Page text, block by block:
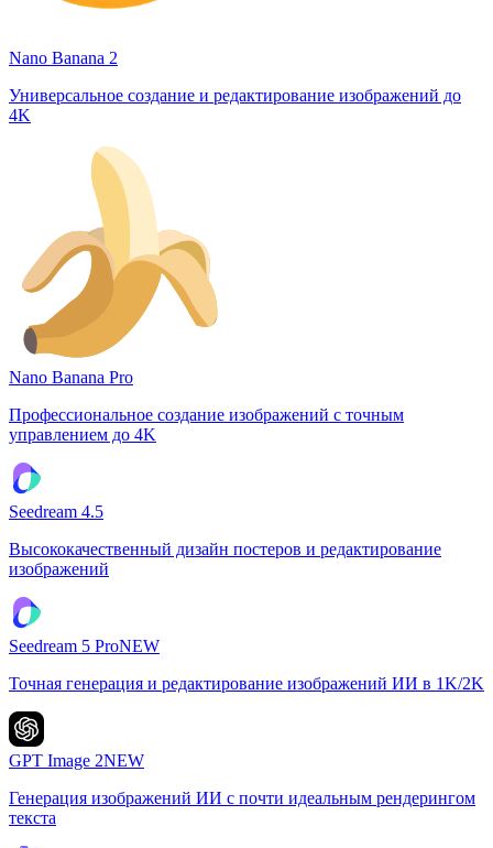
Nano Banana 2
Универсальное создание и редактирование изображений до
4K
Nano Banana Pro
Профессиональное создание изображений с точным
управлением до 4K
Seedream 4.5
Высококачественный дизайн постеров и редактирование
изображений
Seedream 5 ProNEW
Точная генерация и редактирование изображений ИИ в 1K/2K
GPT Image 2NEW
Генерация изображений ИИ с почти идеальным рендерингом
текста